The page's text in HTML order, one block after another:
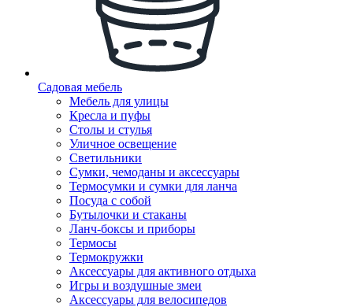
Садовая мебель
Мебель для улицы
Кресла и пуфы
Столы и стулья
Уличное освещение
Светильники
Сумки, чемоданы и аксессуары
Термосумки и сумки для ланча
Посуда с собой
Бутылочки и стаканы
Ланч-боксы и приборы
Термосы
Термокружки
Аксессуары для активного отдыха
Игры и воздушные змеи
Аксессуары для велосипедов